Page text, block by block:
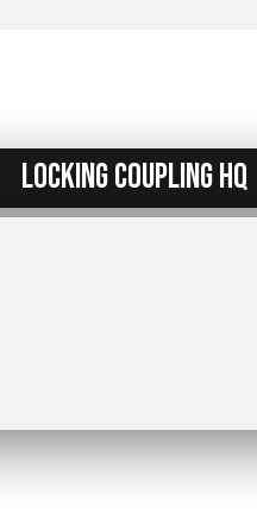
LOCKING COUPLING HQ